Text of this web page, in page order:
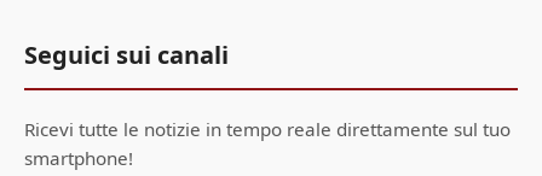
Seguici sui canali
Ricevi tutte le notizie in tempo reale direttamente sul tuo
smartphone!